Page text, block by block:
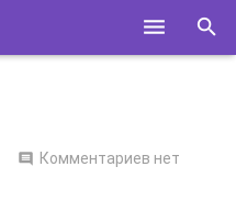
Комментариев нет